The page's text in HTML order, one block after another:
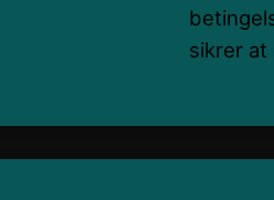
sikrer at